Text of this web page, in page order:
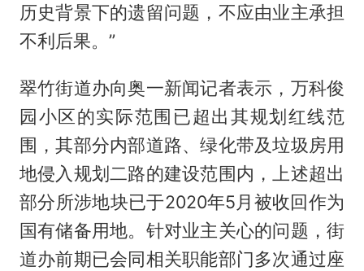
历史背景下的遗留问题，不应由业主承担
不利后果。”
翠竹街道办向奥一新闻记者表示，万科俊
园小区的实际范围已超出其规划红线范
围，其部分内部道路、绿化带及垃圾房用
地侵入规划二路的建设范围内，上述超出
部分所涉地块已于2020年5月被收回作为
国有储备用地。针对业主关心的问题，街
道办前期已会同相关职能部门多次通过座